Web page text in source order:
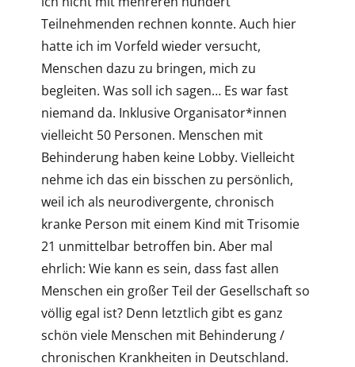
Teilnehmenden rechnen konnte. Auch hier
hatte ich im Vorfeld wieder versucht,
Menschen dazu zu bringen, mich zu
begleiten. Was soll ich sagen… Es war fast
niemand da. Inklusive Organisator*innen
vielleicht 50 Personen. Menschen mit
Behinderung haben keine Lobby. Vielleicht
nehme ich das ein bisschen zu persönlich,
weil ich als neurodivergente, chronisch
kranke Person mit einem Kind mit Trisomie
21 unmittelbar betroffen bin. Aber mal
ehrlich: Wie kann es sein, dass fast allen
Menschen ein großer Teil der Gesellschaft so
völlig egal ist? Denn letztlich gibt es ganz
schön viele Menschen mit Behinderung /
chronischen Krankheiten in Deutschland.